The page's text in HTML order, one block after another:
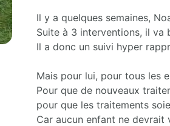
Il y a quelques semaines,
Suite à 3 interventions, il va
Il a donc un suivi hyper
Mais pour lui, pour tous les
Pour que de nouveaux
pour que les traitements
Car aucun enfant ne devrait